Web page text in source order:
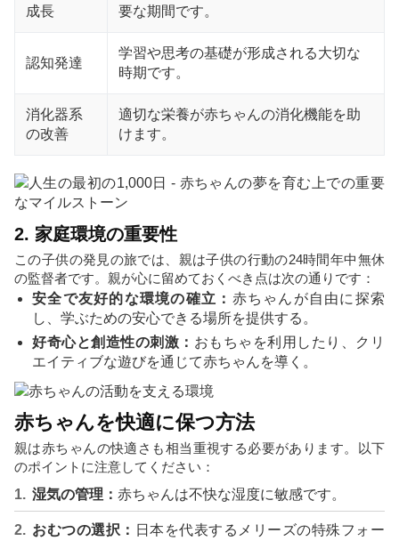
成長
要な期間です。
認知発達
学習や思考の基礎が形成される大切な
時期です。
消化器系
の改善
適切な栄養が赤ちゃんの消化機能を助
けます。
2. 家庭環境の重要性
この子供の発見の旅では、親は子供の行動の24時間年中無休
の監督者です。親が心に留めておくべき点は次の通りです：
安全で友好的な環境の確立： 赤ちゃんが自由に探索
し、学ぶための安心できる場所を提供する。
好奇心と創造性の刺激： おもちゃを利用したり、クリ
エイティブな遊びを通じて赤ちゃんを導く。
赤ちゃんを快適に保つ方法
親は赤ちゃんの快適さも相当重視する必要があります。以下
のポイントに注意してください：
湿気の管理： 赤ちゃんは不快な湿度に敏感です。
おむつの選択： 日本を代表するメリーズの特殊フォー